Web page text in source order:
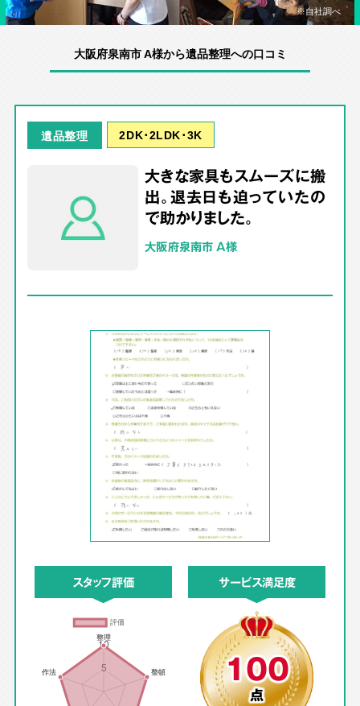
※自社調べ
大阪府泉南市 A様から遺品整理への口コミ
遺品整理 2DK･2LDK･3K
大きな家具もスムーズに搬
出。退去日も迫っていたの
で助かりました。
大阪府泉南市 A様
スタッフ評価 サービス満足度
100
点